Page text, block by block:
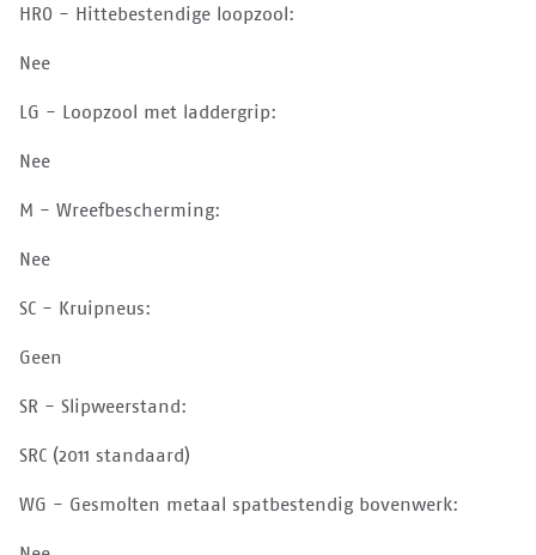
HRO - Hittebestendige loopzool:
Nee
LG - Loopzool met laddergrip:
Nee
M - Wreefbescherming:
Nee
SC - Kruipneus:
Geen
SR - Slipweerstand:
SRC (2011 standaard)
WG - Gesmolten metaal spatbestendig bovenwerk: